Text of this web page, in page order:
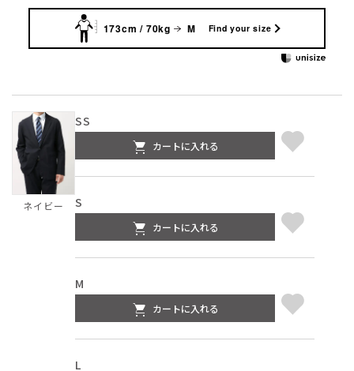
173cm / 70kg M Find your size
ネイビー
SS
カートに入れる
S
カートに入れる
M
カートに入れる
L